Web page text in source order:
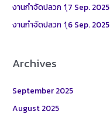
:
งานกำจัดปลวก 1ุ7 Sep. 2025
งานกำจัดปลวก 1ุ6 Sep. 2025
Archives
September 2025
August 2025